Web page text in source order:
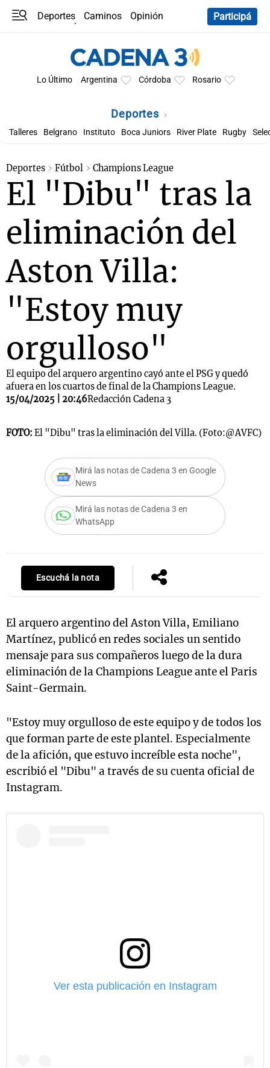
Deportes Caminos
Opinión
Participá
Lo Último Argentina Córdoba Rosario
Deportes
Talleres Belgrano Instituto Boca Juniors River Plate Rugby
Deportes Fútbol Champions League
El "Dibu" tras la
eliminación del
Aston Villa:
"Estoy muy
orgulloso"
El equipo del arquero argentino cayó ante el PSG y quedó
afuera en los cuartos de final de la Champions League.
15/04/2025 | 20:46Redacción Cadena 3
FOTO: El "Dibu" tras la eliminación del Villa. (Foto:@AVFC)
Mirá las notas de Cadena 3 en Google
News
Mirá las notas de Cadena 3 en
WhatsApp
Escuchá la nota
El arquero argentino del Aston Villa, Emiliano
Martínez, publicó en redes sociales un sentido
mensaje para sus compañeros luego de la dura
eliminación de la Champions League ante el Paris
Saint-Germain.
"Estoy muy orgulloso de este equipo y de todos los
que forman parte de este plantel. Especialmente
de la afición, que estuvo increíble esta noche",
escribió el "Dibu" a través de su cuenta oficial de
Instagram.
Ver esta publicación en Instagram
Mundial 2026
La Sole en
Cadena 3